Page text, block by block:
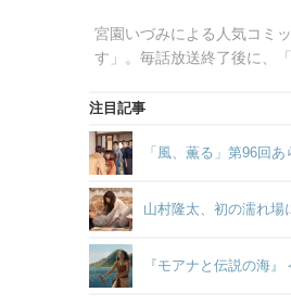
宮園いづみによる人気コミ
す」。毎話放送終了後に、
注目記事
「風、薫る」第96回
山村隆太、初の濡れ
『モアナと伝説の海